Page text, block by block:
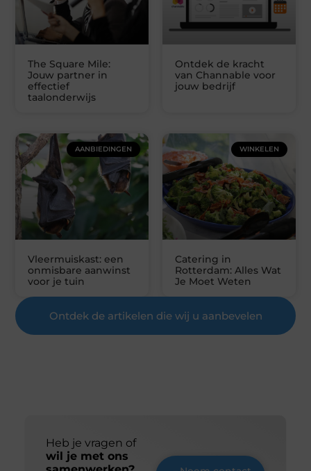
The Square Mile:
Jouw partner in
effectief
taalonderwijs
Ontdek de kracht
van Channable voor
jouw bedrijf
AANBIEDINGEN
Vleermuiskast: een
onmisbare aanwinst
voor je tuin
WINKELEN
Catering in
Rotterdam: Alles Wat
Je Moet Weten
Ontdek de artikelen die wij u aanbevelen
Heb je vragen of
wil je met ons